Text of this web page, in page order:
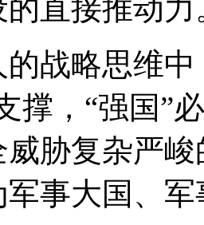
直接推动力
战略思维
撑，“强国”
胁复杂严
事大国、军